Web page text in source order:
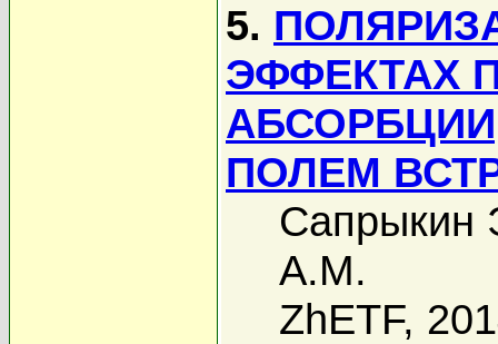
5.
ЭФФЕКТАХ
ПОЛЕМ
Сапрыкин
А.М.
ZhETF,